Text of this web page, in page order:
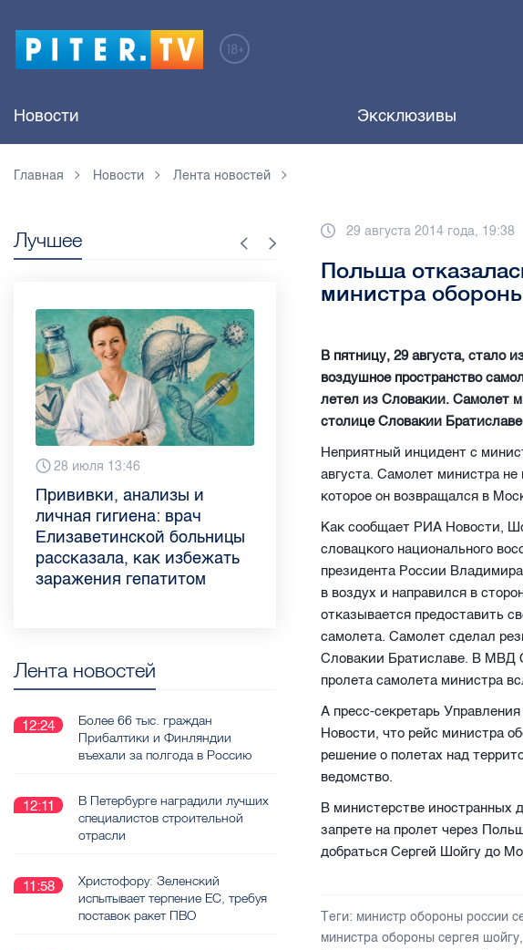
Новости Эксклюзивы
Главная Новости Лента новостей
29 августа 2014 года, 19:38
Польша
министра
В пятницу, 29 августа, стало
воздушное пространство
летел из Словакии. Самолет
столице Словакии
Неприятный инцидент с
августа. Самолет министра
которое он возвращался в
Как сообщает РИА Новости,
словацкого национального
президента России
в воздух и направился в
отказывается предоставить
самолета. Самолет сделал
Словакии Братиславе. В МВД
пролета самолета министра
А пресс-секретарь
Новости, что рейс министра
решение о полетах над
ведомство.
В министерстве
запрете на пролет через
добраться Сергей Шойгу до
Теги: министр обороны россии
министра обороны сергея шойгу
Лучшее
Вчера 9:02
Piter.TV находится в
ТОП-10 рейтинга самых
цитируемых СМИ
Петербурга и Ленобласти
во II квартале 2026 года
28 июля 13:46
Прививки, анализы и
личная гигиена: врач
Елизаветинской больницы
рассказала, как избежать
заражения гепатитом
13 июля 9:05
Как обезопасить ребенка
летом: советы педиатра
для родителей
3 июля 11:56
Проходные баллы в вузах
СПб — 2026: где самый
высокий и самый низкий
конкурс
23 июня 9:10
Врач назвала неожиданные
причины воспаления
ахиллова сухожилия летом
16 июня 11:37
Декрет без потери дохода:
эксперт рассказала о
возможностях для
работающих родителей
11 июня 12:37
Что такое рассеянный
склероз: невролог
Елизаветинской больницы
ответила на главные
вопросы о заболевании
3 июня 10:02
Бамбл с вишней и лимонад
с имбирем: какие напитки
можно приготовить дома в
жару
Лента новостей
12:24
Более 66 тыс. граждан
Прибалтики и Финляндии
въехали за полгода в Россию
12:11
В Петербурге наградили лучших
специалистов строительной
отрасли
11:58
Христофору: Зеленский
испытывает терпение ЕС, требуя
поставок ракет ПВО